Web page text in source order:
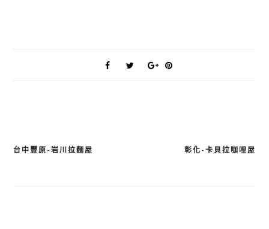
文
台中豐原-岩川拉麵屋 彰化-卡貝拉咖哩屋